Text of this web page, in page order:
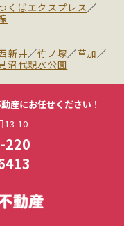
くばエクスプレス／
新井／竹ノ塚／草加／
沼代親水公園
産にお任せください！
13-10
220